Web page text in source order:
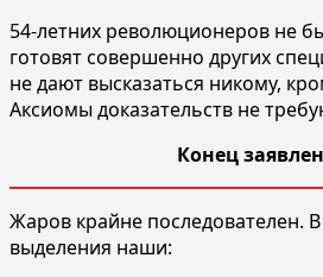
54-летних революционеров не
готовят совершенно других
не дают высказаться никому,
Аксиомы доказательств не
Конец
Жаров крайне последователен. В
выделения наши: